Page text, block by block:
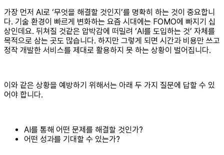
가장 먼저 AI로 ‘무엇을 해결할 것인지’를 명확히 하는 것이 중요합니
다. 기술 환경이 빠르게 변화하는 요즘 시대에는 FOMO에 빠지기 십
상인데요. 뒤쳐질 것같은 압박감에 떠밀려 ‘AI를 도입하는 것’ 자체를
목적으로 삼는 곳도 많습니다. 하지만 그렇게 되면 시간과 비용만 쓰고
정작 개발한 서비스를 제대로 활용하지 못 하는 상황이 벌어집니다.
이와 같은 상황을 예방하기 위해서는 아래 두 가지 질문에 답할 수 있
어야 합니다.
AI를 통해 어떤 문제를 해결할 것인가?
어떤 성과를 기대할 수 있는가?